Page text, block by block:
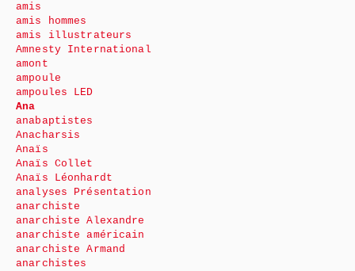
amis
amis hommes
amis illustrateurs
Amnesty International
amont
ampoule
ampoules LED
Ana
anabaptistes
Anacharsis
Anaïs
Anaïs Collet
Anaïs Léonhardt
analyses Présentation
anarchiste
anarchiste Alexandre
anarchiste américain
anarchiste Armand
anarchistes